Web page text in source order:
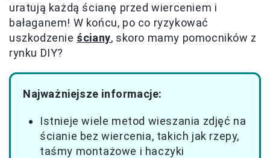
uratują każdą ścianę przed wierceniem i
bałaganem! W końcu, po co ryzykować
uszkodzenie ściany, skoro mamy pomocników z
rynku DIY?
Najważniejsze informacje:
Istnieje wiele metod wieszania zdjęć na
ścianie bez wiercenia, takich jak rzepy,
taśmy montażowe i haczyki